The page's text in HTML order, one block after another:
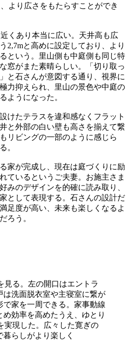
より広さをもたらすことができ
くあり本当に広い。天井高も広
2,7mと高めに設定しており、より
という。里山側も中庭側も同じ特
窓がまた素晴らしい。「切り取っ
と石さんが意図する通り、視界に
力抑えられ、里山の景色や中庭の
ようになった。
けたテラスを違和感なくフラット
と外部の白い壁も高さを揃えて繋
リビングの一部のように感じら
。
家が完成し、現在は庭づくりに励
ているというご夫妻。お施主さま
みのデザインを的確に読み取り、
として表現する。石さんの設計だ
足度が高い、未来も楽しくなるよ
ろう。
見る。左の開口はエントラ
は洗面脱衣室や主寝室に繋が
で家を一周できる。家事動線
め効率を高めたうえ、ゆとり
実現した。広々した寛ぎの
らしがより楽しく